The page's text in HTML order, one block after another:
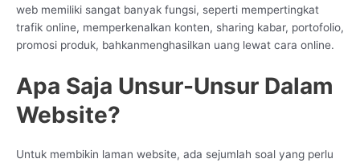
web memiliki sangat banyak fungsi, seperti mempertingkat
trafik online, memperkenalkan konten, sharing kabar, portofolio,
promosi produk, bahkanmenghasilkan uang lewat cara online.
Apa Saja Unsur-Unsur Dalam
Website?
Untuk membikin laman website, ada sejumlah soal yang perlu